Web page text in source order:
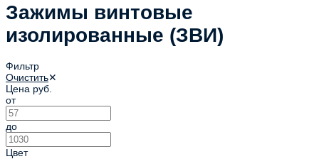
Зажимы винтовые
изолированные (ЗВИ)
Фильтр
Очистить✕
Цена руб.
от
до
Цвет